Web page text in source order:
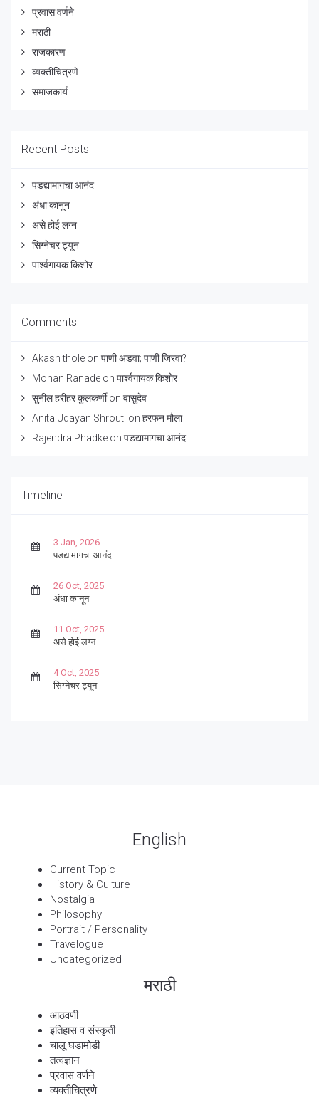
प्रवास वर्णने
मराठी
राजकारण
व्यक्तीचित्रणे
समाजकार्य
Recent Posts
पडद्यामागचा आनंद
अंधा कानून
असे होई लग्न
सिग्नेचर ट्यून
पार्श्वगायक किशोर
Comments
Akash thole on पाणी अडवा; पाणी जिरवा?
Mohan Ranade on पार्श्वगायक किशोर
सुनील हरीहर कुलकर्णीon वासुदेव
Anita Udayan Shrouti on हरफन मौला
Rajendra Phadke on पडद्यामागचा आनंद
Timeline
3 Jan, 2026
पडद्यामागचा आनंद
26 Oct, 2025
अंधा कानून
11 Oct, 2025
असे होई लग्न
4 Oct, 2025
सिग्नेचर ट्यून
English
Current Topic
History & Culture
Nostalgia
Philosophy
Portrait / Personality
Travelogue
Uncategorized
मराठी
आठवणी
इतिहास व संस्कृती
चालू घडामोडी
तत्वज्ञान
प्रवास वर्णने
व्यक्तीचित्रणे